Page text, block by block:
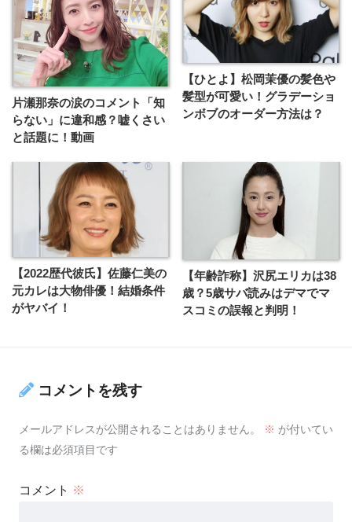
片瀬那奈の涙のコメント「知
らない」に違和感？嘘くさい
と話題に！動画
【ひとよ】松岡茉優の髪色や
髪型が可愛い！グラデーショ
ンボブのオーダー方法は？
【2022歴代彼氏】佐藤仁美の
元カレは大物俳優！結婚条件
がヤバイ！
【年齢詐称】沢尻エリカは38
歳？5歳サバ読みはデマでマ
スコミの誤報と判明！
コメントを残す
メールアドレスが公開されることはありません。 ※ が付いてい
る欄は必須項目です
コメント ※